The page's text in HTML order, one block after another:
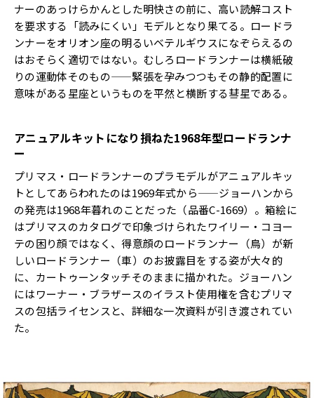
ナーのあっけらかんとした明快さの前に、 高い読解コスト
を要求する「読みにくい」モデルとなり果てる。 ロードラ
ンナーをオリオン座の明るいベテルギウスになぞらえるの
はおそらく適切ではない。 むしろロードランナーは横紙破
りの運動体そのもの——緊張を孕みつつもその静的配置に
意味がある星座というものを平然と横断する彗星である。
アニュアルキットになり損ねた1968年型ロードランナ
ー
プリマス・ ロードランナーのプラモデルがアニュアルキッ
トとしてあらわれたのは1969年式から——ジョーハンから
の発売は1968年暮れのことだった（品番C-1669）。 箱絵に
はプリマスのカタログで印象づけられたワイリー・ コヨー
テの困り顔ではなく、得意顔のロードランナー（鳥） が新
しいロードランナー（車）のお披露目をする姿が大々的
に、 カートゥーンタッチそのままに描かれた。 ジョーハン
にはワーナー・ ブラザースのイラスト使用権を含むプリマ
スの包括ライセンスと、 詳細な一次資料が引き渡されてい
た。